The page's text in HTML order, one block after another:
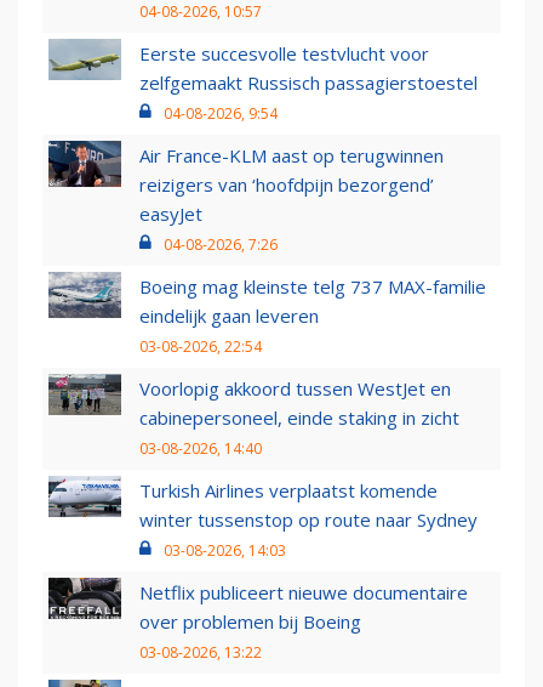
04-08-2026, 10:57
Eerste succesvolle testvlucht voor
zelfgemaakt Russisch passagierstoestel
04-08-2026, 9:54
Air France-KLM aast op terugwinnen
reizigers van ‘hoofdpijn bezorgend’
easyJet
04-08-2026, 7:26
Boeing mag kleinste telg 737 MAX-familie
eindelijk gaan leveren
03-08-2026, 22:54
Voorlopig akkoord tussen WestJet en
cabinepersoneel, einde staking in zicht
03-08-2026, 14:40
Turkish Airlines verplaatst komende
winter tussenstop op route naar Sydney
03-08-2026, 14:03
Netflix publiceert nieuwe documentaire
over problemen bij Boeing
03-08-2026, 13:22